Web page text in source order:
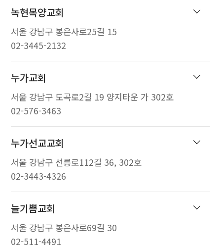
녹현목양교회
서울 강남구 봉은사로25길 15
02-3445-2132
누가교회
서울 강남구 도곡로2길 19 양지타운 가 302호
02-576-3463
누가선교교회
서울 강남구 선릉로112길 36, 302호
02-3443-4326
늘기쁨교회
서울 강남구 봉은사로69길 30
02-511-4491